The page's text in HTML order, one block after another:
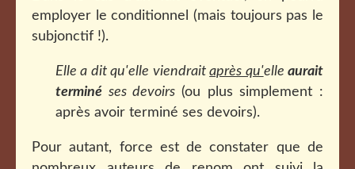
employer le conditionnel (mais toujours pas le
subjonctif !).
Elle a dit qu'elle viendraitaprès qu'elleaurait
terminé ses devoirs (ou plus simplement :
après avoir terminé ses devoirs).
Pour autant, force est de constater que de